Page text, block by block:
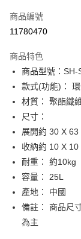
街口支付
Google Pay
全盈+PAY
大哥付你分期
相關說明
【大哥付你分期使用
1.本服務由台灣大哥
2.付款方式選擇「
流程，驗證手機門
成交易。
3.實際核准額度、
消。如遇「轉專審
法說明評估內容。
AFTEE先享後付
相關說明
【關於「AFTEE先享
AFTEE先享後付是
便利好安心！
１．簡單：不需註
３．安心：先確認
ATM付款
運送方式
商品編號
11780470
商品特色
商品型號：SH-
款式(功能)：
材質： 聚酯纖
尺寸：
展開約 30 X 63
收納約 10 X 10
耐重： 約10kg
容量： 25L
產地： 中國
備註： 商品尺
為主